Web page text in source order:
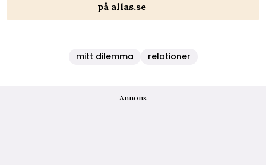
på allas.se
mitt dilemma relationer
Annons